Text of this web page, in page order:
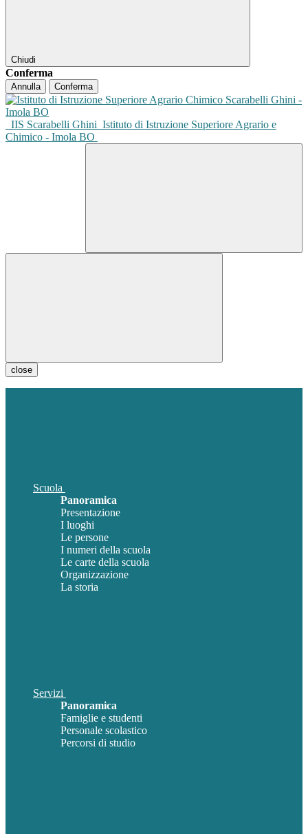
Chiudi
Conferma
Annulla Conferma
IIS Scarabelli Ghini Istituto di Istruzione Superiore Agrario e
Chimico - Imola BO
close
Scuola
Panoramica
Presentazione
I luoghi
Le persone
I numeri della scuola
Le carte della scuola
Organizzazione
La storia
Servizi
Panoramica
Famiglie e studenti
Personale scolastico
Percorsi di studio